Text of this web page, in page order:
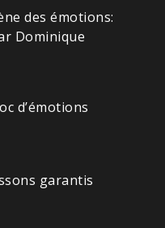
des émotions:
Dominique
d’émotions
garantis